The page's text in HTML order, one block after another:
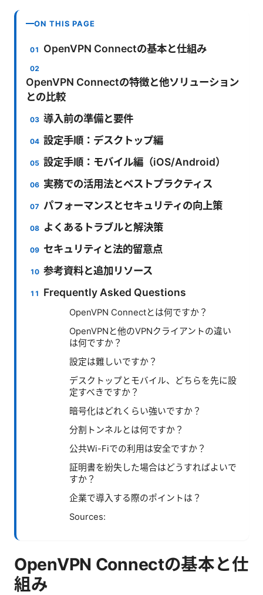
ON THIS PAGE
OpenVPN Connectの基本と仕組み
OpenVPN Connectの特徴と他ソリューション
との比較
導入前の準備と要件
設定手順：デスクトップ編
設定手順：モバイル編（iOS/Android）
実務での活用法とベストプラクティス
パフォーマンスとセキュリティの向上策
よくあるトラブルと解決策
セキュリティと法的留意点
参考資料と追加リソース
Frequently Asked Questions
OpenVPN Connectとは何ですか？
OpenVPNと他のVPNクライアントの違い
は何ですか？
設定は難しいですか？
デスクトップとモバイル、どちらを先に設
定すべきですか？
暗号化はどれくらい強いですか？
分割トンネルとは何ですか？
公共Wi-Fiでの利用は安全ですか？
証明書を紛失した場合はどうすればよいで
すか？
企業で導入する際のポイントは？
Sources:
OpenVPN Connectの基本と仕
組み